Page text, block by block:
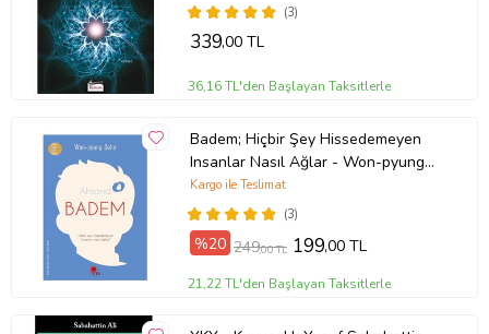
(3)
339,00 TL
36,16 TL'den Başlayan Taksitlerle
Badem; Hiçbir Şey Hissedemeyen
Insanlar Nasıl Ağlar - Won-pyung
Sohn - Peta Kitap
(3)
Kargo ile Teslimat
%20 249,00 TL 199,00 TL
21,22 TL'den Başlayan Taksitlerle